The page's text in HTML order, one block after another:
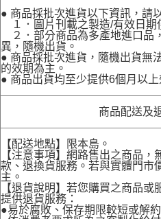
● 商品採批次進貨以下資訊，請
１．圖片刊載之製造/有效日期
２．部分商品為多產地進口品
異，隨機出貨。
● 商品採批次進貨，隨機出貨無
的效期為主。
● 商品出貨均至少提供6個月以上
商品配送及
【配送地點】限本島。
【注意事項】網路售出之商品
款、退換貨服務。若與實體門市
主。
【退貨說明】若您購買之商品
提供退貨服務：
●易於腐敗、保存期限較短或解